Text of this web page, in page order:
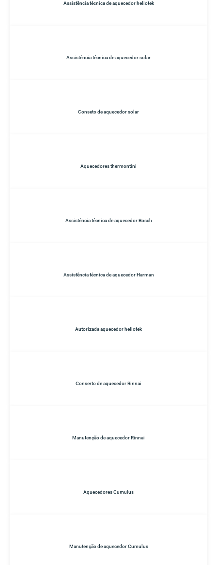
Assistência técnica de aquecedor heliotek
Assistência técnica de aquecedor solar
Conseto de aquecedor solar
Aquecedores thermontini
Assistência técnica de aquecedor Bosch
Assistência técnica de aquecedor Harman
Autorizada aquecedor heliotek
Conserto de aquecedor Rinnai
Manutenção de aquecedor Rinnai
Aquecedores Cumulus
Manutenção de aquecedor Cumulus